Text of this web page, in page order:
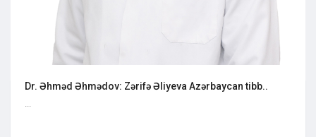
Dr. Əhməd Əhmədov: Zərifə Əliyeva Azərbaycan tibb..
...